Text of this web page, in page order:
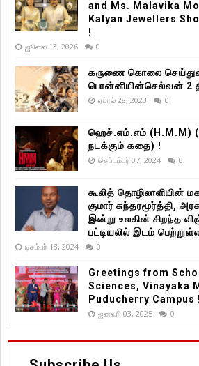
and Ms. Malavika
Kalyan Jewellers
!
ஜூலை 13, 2026 0
கருணை கொலை
பொன்னியின்செல்வன் 2
ஏப்ரல் 28, 2023 0
ஹெச்.எம்.எம் (H.M.M)
நடக்கும் கதை) !
செப்டம்பர் 07, 2024 0
கூலித் தொழிலாளியின்
குமார் சுந்தரமூர்த்தி,
இன்று உலகின் சிறந்த
பட்டியலில் இடம்
டிசம்பர் 18, 2024 0
Greetings from
Sciences, Vinayaka
Puducherry Campus !
ஜனவரி 03, 2025 0